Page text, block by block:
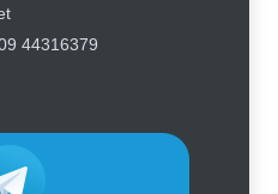
Jovenel Moïse : peur
la justice, Jean Monard
44316379